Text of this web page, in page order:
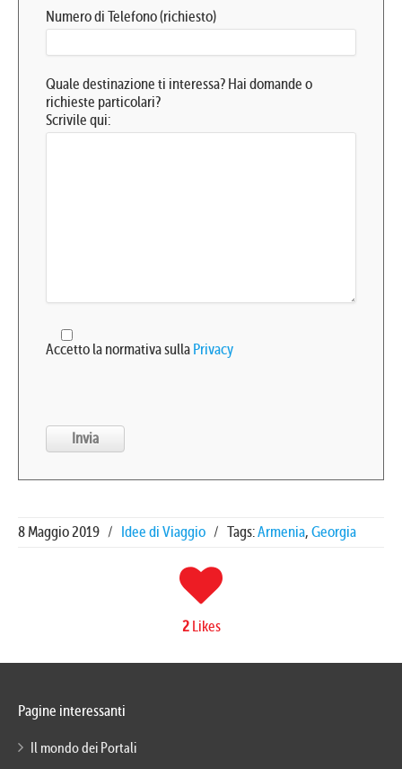
Numero di Telefono (richiesto)
Quale destinazione ti interessa? Hai domande o
richieste particolari?
Scrivile qui:
Accetto la normativa sulla Privacy
8 Maggio 2019 / Idee di Viaggio / Tags:Armenia, Georgia
2Likes
Pagine interessanti
Il mondo dei Portali